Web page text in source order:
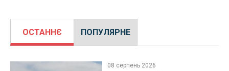
ОСТАННЄ ПОПУЛЯРНЕ
08 серпень 2026